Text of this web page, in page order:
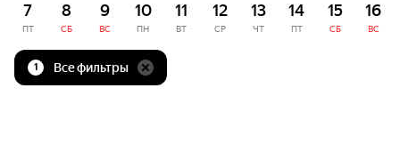
7
ПТ
8
СБ
9
ВС
10
ПН
11
ВТ
12
СР
13
ЧТ
14
ПТ
15
СБ
16
ВС
1 Все фильтры